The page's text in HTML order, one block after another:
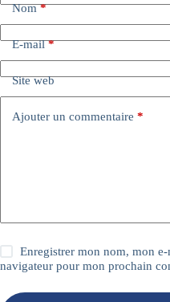
Nom*
E-mail*
Site web
Ajouter un commentaire *
Enregistrer mon nom, mon
navigateur pour mon prochain
r
n
v
e